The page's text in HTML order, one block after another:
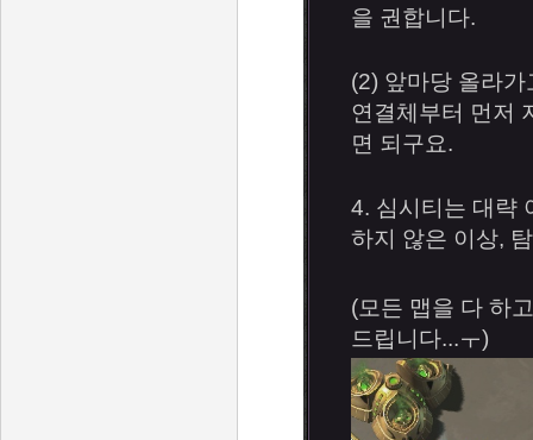
을 권합니다.
(2) 앞마당 올라
연결체부터 먼저
면 되구요.
4. 심시티는 대략
하지 않은 이상,
(모든 맵을 다 하
드립니다...ㅜ)